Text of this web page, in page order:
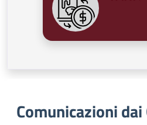
Comunicazioni